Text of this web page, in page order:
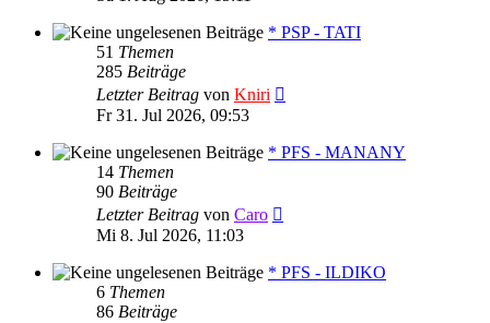
* PSP - TATI
51 Themen
285 Beiträge
Letzter Beitrag von Kniri
Fr 31. Jul 2026, 09:53
* PFS - MANANY
14 Themen
90 Beiträge
Letzter Beitrag von Caro
Mi 8. Jul 2026, 11:03
* PFS - ILDIKO
6 Themen
86 Beiträge